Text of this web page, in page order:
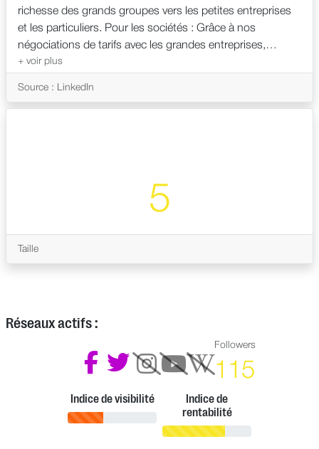
richesse des grands groupes vers les petites entreprises
et les particuliers. Pour les sociétés : Grâce à nos
négociations de tarifs avec les grandes entreprises,
l’abonnement negopack fait baisser vos prix d’achat sur
avec ceux qui en ont le plus besoin.
Source : LinkedIn
5
Taille
Réseaux actifs :
Followers
115
Indice de visibilité
Indice de
rentabilité